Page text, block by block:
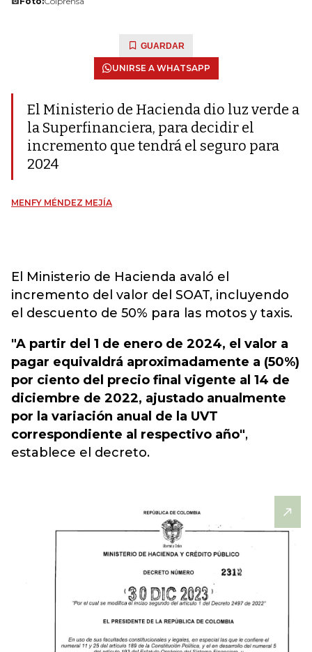
GUARDAR
UNIRSE A WHATSAPP
El Ministerio de Hacienda dio luz verde a
la Superfinanciera, para decidir el
incremento que tendrá el seguro para
2024
MENFY MÉNDEZ MEJÍA
El Ministerio de Hacienda avaló el
incremento del valor del SOAT, incluyendo
el descuento de 50% para las motos y taxis.
"A partir del 1 de enero de 2024, el valor a
pagar equivaldrá aproximadamente a (50%)
por ciento del precio final vigente al 14 de
diciembre de 2022, ajustado anualmente
por la variación anual de la UVT
correspondiente al respectivo año",
establece el decreto.